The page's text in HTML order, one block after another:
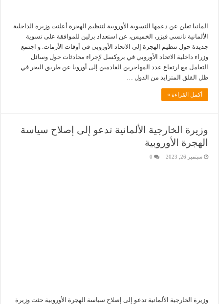
المانيا تعلن عن دعمها التسوية الأوروبية لتنظيم الهجرة أعلنت وزيرة الداخلية
الألمانية نانسي فيزر، الخميس، عن استعداد برلين للموافقة على تسوية
جديدة حول تنظيم الهجرة إلى الاتحاد الأوروبي في أوقات الأزمات. و اجتمع
وزراء داخلية الاتحاد الأوروبي في بروكسل لإجراء محادثات حول وسائل
التعامل مع ارتفاع عدد المهاجرين القادمين إلى أوروبا عن طريق البحر في
ظل القلق المتزايد من الدول …
أكمل القراءة »
وزيرة الخارجية الألمانية تدعو إلى إصلاح سياسة
الهجرة الأوروبية
سبتمبر 26, 2023 0
وزيرة الخارجية الألمانية تدعو إلى إصلاح سياسة الهجرة الأوروبية حثت وزيرة